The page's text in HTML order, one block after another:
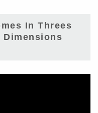
In Threes
Dimensions